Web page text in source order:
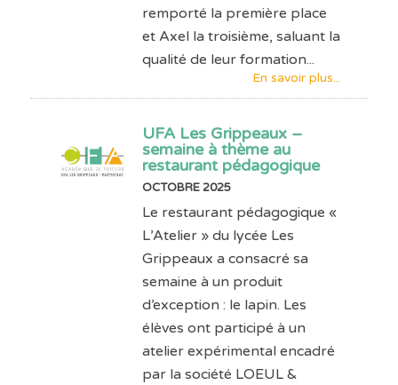
remporté la première place
et Axel la troisième, saluant la
qualité de leur formation...
En savoir plus...
UFA Les Grippeaux –
semaine à thème au
restaurant pédagogique
OCTOBRE 2025
Le restaurant pédagogique «
L’Atelier » du lycée Les
Grippeaux a consacré sa
semaine à un produit
d’exception : le lapin. Les
élèves ont participé à un
atelier expérimental encadré
par la société LOEUL &